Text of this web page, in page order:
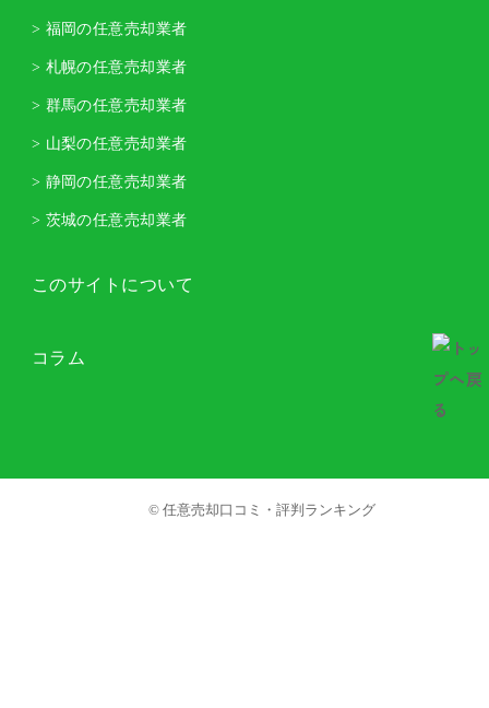
> 福岡の任意売却業者
> 札幌の任意売却業者
> 群馬の任意売却業者
> 山梨の任意売却業者
> 静岡の任意売却業者
> 茨城の任意売却業者
このサイトについて
コラム
© 任意売却口コミ・評判ランキング